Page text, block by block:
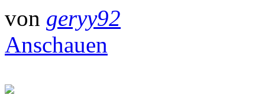
von geryy92
Anschauen